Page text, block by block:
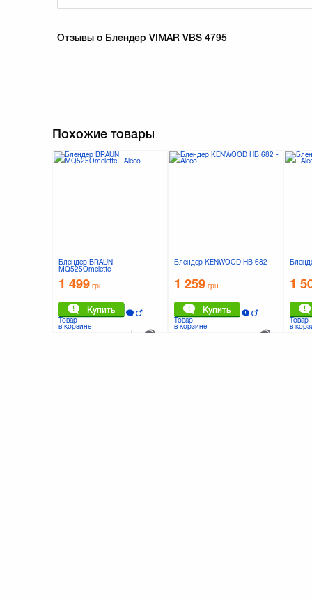
Отзывы о Блендер VIMAR VBS 4795
Похожие товары
Блендер BRAUN
MQ525Omelette
1 499 грн.
Купить
Товар
в корзине
Блендер KENWOOD HB 682
1 259 грн.
Купить
Товар
в корзине
1
Товар
в